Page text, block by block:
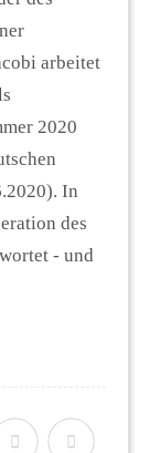
arbeitet
2020
In
des
- und